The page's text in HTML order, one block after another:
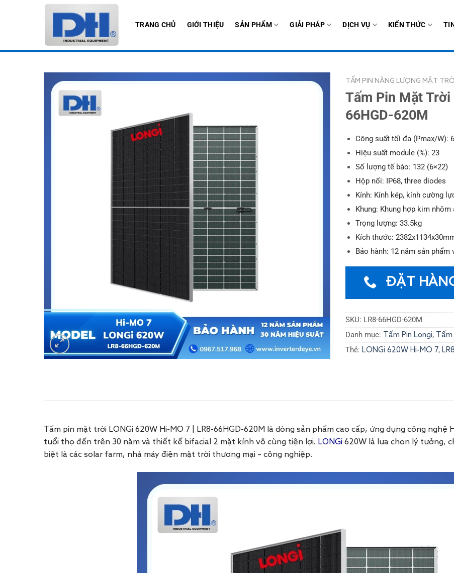
TRANG CHỦ GIỚI THIỆU SẢN PHẨM GIẢI PHÁP DỊCH VỤ KIẾN THỨC
TẤM PIN NĂNG LƯỢNG MẶT TRỜI
Tấm Pin Mặt Trời
66HGD-620M
Công suất tối đa (Pmax/W):
Hiệu suất module (%): 23
Số lượng tế bào: 132 (6×22)
Hộp nối: IP68, three diodes
Kính: Kính kép, kính cường
Khung: Khung hợp kim nhôm
Trọng lượng: 33.5kg
Kích thước:
Bảo hành: 12 năm sản phẩm
ĐẶT
SKU: LR8-66HGD-620M
Danh mục:
Tấm Pin Longi,
Thẻ: LONGi 620W Hi-MO 7,
Tấm pin mặt trời LONGi 620W Hi-MO 7 | LR8-66HGD-620M là dòng sản phẩm cao cấp, ứng dụng công nghệ
tuổi thọ đến trên 30 năm và thiết kế bifacial 2 mặt kính vô cùng tiện lợi. LONGi 620W là lựa chọn lý tưởng,
biệt là các solar farm, nhà máy điện mặt trời thương mại – công nghiệp.